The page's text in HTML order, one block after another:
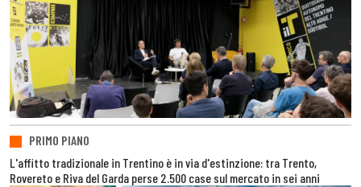
PRIMO PIANO
L'affitto tradizionale in Trentino è in via d'estinzione: tra Trento,
Rovereto e Riva del Garda perse 2.500 case sul mercato in sei anni